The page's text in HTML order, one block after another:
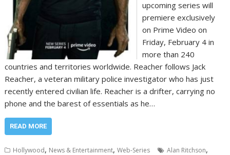
upcoming series will
premiere exclusively
on Prime Video on
Friday, February 4 in
more than 240
countries and territories worldwide. Reacher follows Jack
Reacher, a veteran military police investigator who has just
recently entered civilian life. Reacher is a drifter, carrying no
phone and the barest of essentials as he…
READ MORE
Hollywood, News & Entertainment,Web-Series Alan Ritchson,